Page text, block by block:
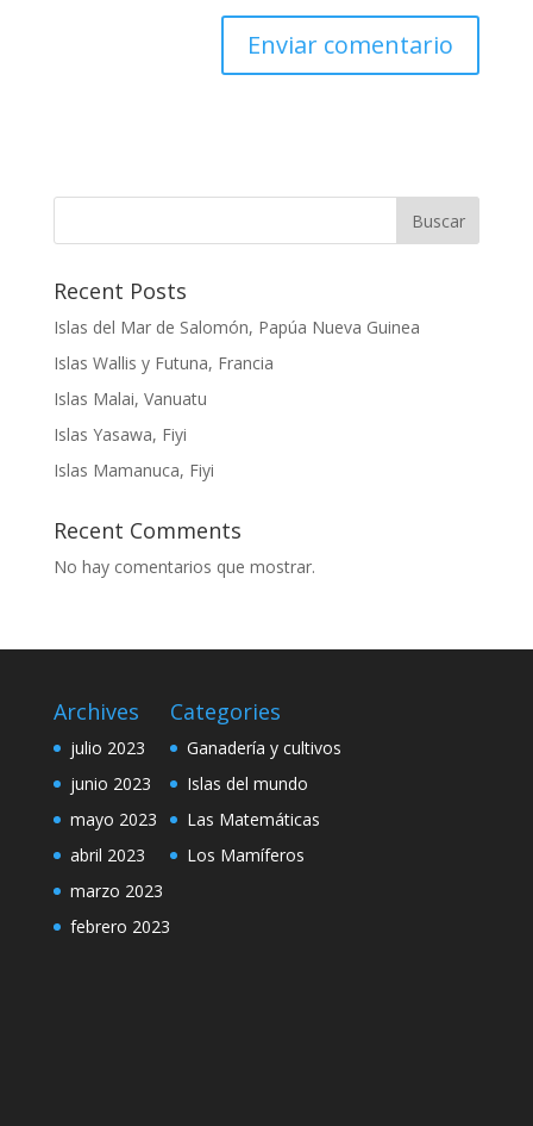
Buscar
Recent Posts
Islas del Mar de Salomón, Papúa Nueva Guinea
Islas Wallis y Futuna, Francia
Islas Malai, Vanuatu
Islas Yasawa, Fiyi
Islas Mamanuca, Fiyi
Recent Comments
No hay comentarios que mostrar.
Archives
julio 2023
junio 2023
mayo 2023
abril 2023
marzo 2023
febrero 2023
Categories
Ganadería y cultivos
Islas del mundo
Las Matemáticas
Los Mamíferos